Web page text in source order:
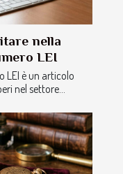
nella
LEI
LEI è un articolo
nel settore...